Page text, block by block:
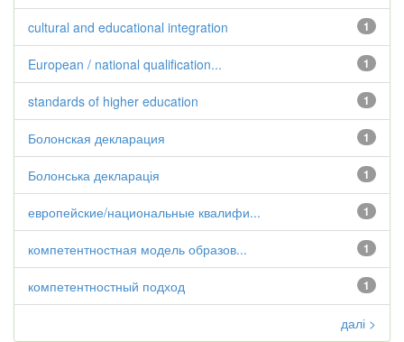
1
cultural and educational integration
1
European / national qualification...
1
standards of higher education
1
Болонская декларация
1
Болонська декларація
1
европейские/национальные квалифи...
1
компетентностная модель образов...
1
компетентностный подход
далі >